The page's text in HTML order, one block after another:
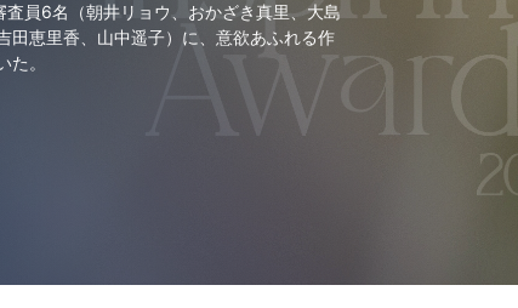
員6名（朝井リョウ、おかざき真里、大島
田恵里香、山中遥子）に、意欲あふれる作
。